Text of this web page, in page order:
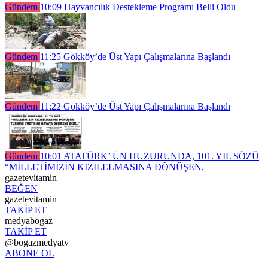
Gündem 10:09 Hayvancılık Destekleme Programı Belli Oldu
Gündem 11:25 Gökköy’de Üst Yapı Çalışmalarına Başlandı
Gündem 11:22 Gökköy’de Üst Yapı Çalışmalarına Başlandı
Gündem 10:01 ATATÜRK’ ÜN HUZURUNDA, 101. YIL SÖZÜ
“MİLLETİMİZİN KIZILELMASINA DÖNÜŞEN,
gazetevitamin
BEĞEN
gazetevitamin
TAKİP ET
medyabogaz
TAKİP ET
@bogazmedyatv
ABONE OL